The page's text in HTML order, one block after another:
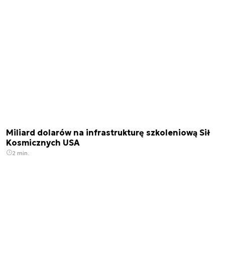
Miliard dolarów na infrastrukturę szkoleniową Sił
Kosmicznych USA
2 min.